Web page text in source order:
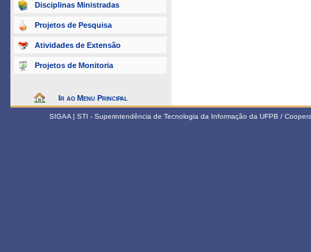
Disciplinas Ministradas
Projetos de Pesquisa
Atividades de Extensão
Projetos de Monitoria
Ir ao Menu Principal
SIGAA | STI - Superintendência de Tecnologia da Informação da UFPB /